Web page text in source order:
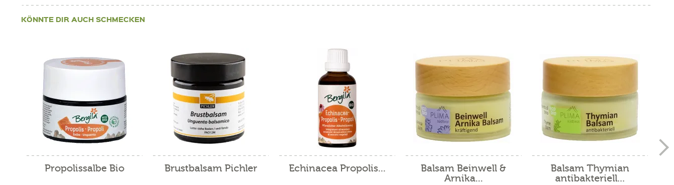
KÖNNTE DIR AUCH SCHMECKEN
Propolissalbe Bio Brustbalsam Pichler Echinacea Propolis...
Balsam Beinwell &
Arnika...
Balsam Thymian
antibakteriell...